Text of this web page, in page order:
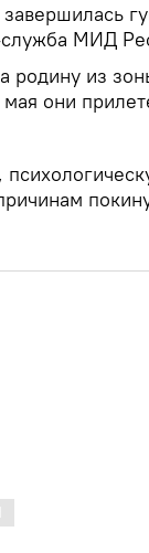
МИД
родину из
они